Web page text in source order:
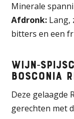
Minerale
Afdronk: Lang,
bitters en een
Bosconia
Deze gelaagde
gerechten met